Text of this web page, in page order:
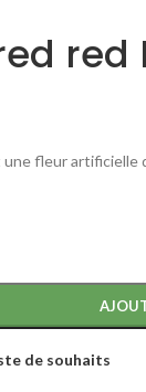
red
fleur artificielle
de souhaits